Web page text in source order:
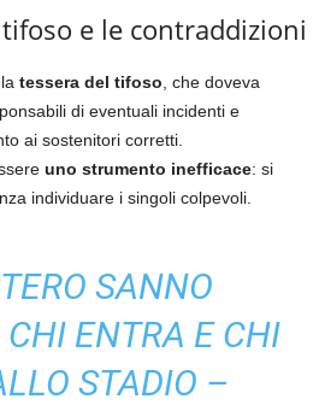
e le contraddizioni
tessera del tifoso , che doveva
di eventuali incidenti e
ai sostenitori corretti.
uno strumento inefficace: si
individuare i singoli colpevoli.
SANNO
ENTRA E CHI
STADIO –